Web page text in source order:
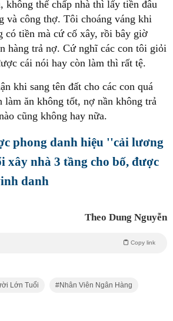
không thế chấp nhà thì lấy tiền đâu
và công thợ. Tôi choáng váng khi
có tiền mà cứ cố xây, rồi bây giờ
hàng trả nợ. Cứ nghĩ các con tôi giỏi
cái nói hay còn làm thì rất tệ.
khi sang tên đất cho các con quá
làm ăn không tốt, nợ nần không trả
cũng không hay nữa.
phong danh hiệu ''cải lương
xây nhà 3 tầng cho bố, được
danh
Theo Dung Nguyễn
Copy link
Lớn Tuổi Nhân Viên Ngân Hàng